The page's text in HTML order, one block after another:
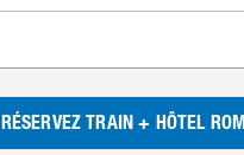
RÉSERVEZ TRAIN + HÔTEL